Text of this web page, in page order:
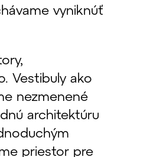
vyniknúť
Vestibuly ako
nezmenené
architektúru
priestor pre